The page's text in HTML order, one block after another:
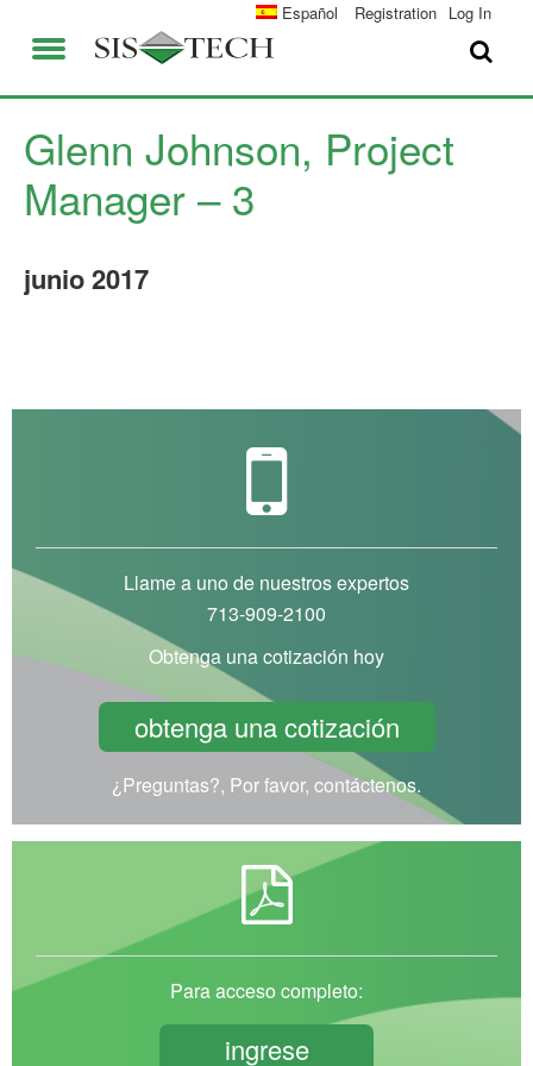
Español Registration Log In
APLICACIONES
EMPLEO
CONTACTO
UNIVERSIDAD SIS-TEC
DIAMOND-SIS®
SIL SOLVER® ENTERPRISE V2.6
Glenn Johnson, Project
Manager – 3
junio2017
Llame a uno de nuestros expertos
713-909-2100
Obtenga una cotización hoy
obtenga una cotización
¿Preguntas?, Por favor, contáctenos.
Para acceso completo:
ingrese